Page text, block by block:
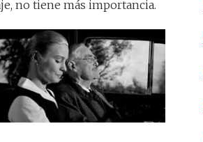
no tiene más importancia.